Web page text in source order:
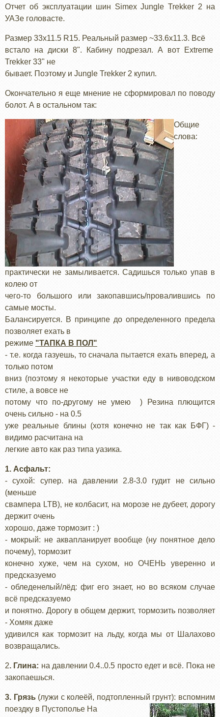
Отчет об эксплуатации шин Simex Jungle Trekker 2 на
УАЗе головасте.
Размер 33x11.5 R15. Реальный размер ~33.6х11.3. Всё
встало на диски 8". Кабину подрезал. А вот Extreme
Trekker 33" не
бывает. Поэтому и Jungle Trekker 2 купил.
Окончательно я еще мнение не сформировал по поводу
болот. А в остальном так:
Общие
слова:
практически не замыливается. Садишься только упав в
колею от
чего-то большого или закопавшись/провалившись по
самые мосты.
Балансируется. В принципе до определенного предела
позволяет ехать в
режиме "ТАПКА В ПОЛ"
- т.е. когда газуешь, то сначала пытается ехать вперед, а
только потом
вниз (поэтому я некоторые участки еду в нивоводском
стиле, а вовсе не
потому что по-другому не умею ) Резина плющится
очень сильно - на 0.5
уже реальные блины (хотя конечно не так как БФГ) -
видимо расчитана на
легкие авто как раз типа уазика.
1. Асфальт:
- сухой: супер. на давлении 2.8-3.0 гудит не сильно
(меньше
свампера LTB), не колбасит, на морозе не дубеет, дорогу
держит очень
хорошо, даже тормозит : )
- мокрый: не аквапланирует вообще (ну понятное дело
почему), тормозит
конечно хуже, чем на сухом, но ОЧЕНЬ уверенно и
предсказуемо
- обледенелый/лёд: фиг его знает, но во всяком случае
всё предсказуемо
и понятно. Дорогу в общем держит, тормозить позволяет
- Хомяк даже
удивился как тормозит на льду, когда мы от Шалахово
возвращались.
2. Глина: на давлении 0.4..0.5 просто едет и всё. Пока не
закопаешься.
3. Грязь(лужи с колеёй, подтопленный грунт): вспомним
поездку в Пустополье На